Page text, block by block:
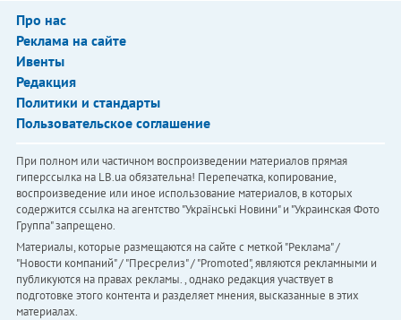
Про нас
Реклама на сайте
Ивенты
Редакция
Политики и стандарты
Пользовательское соглашение
При полном или частичном воспроизведении материалов прямая
гиперссылка на LB.ua обязательна! Перепечатка, копирование,
воспроизведение или иное использование материалов, в которых
содержится ссылка на агентство "Українськi Новини" и "Украинская Фото
Группа" запрещено.
Материалы, которые размещаются на сайте с меткой "Реклама" /
"Новости компаний" / "Пресрелиз" / "Promoted", являются рекламными и
публикуются на правах рекламы. , однако редакция участвует в
подготовке этого контента и разделяет мнения, высказанные в этих
материалах.